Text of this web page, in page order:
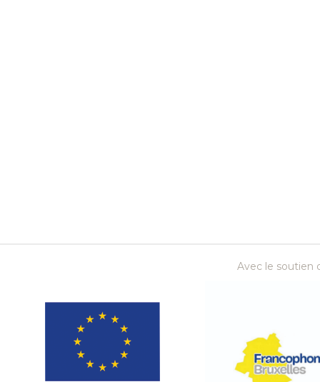
Avec le soutien